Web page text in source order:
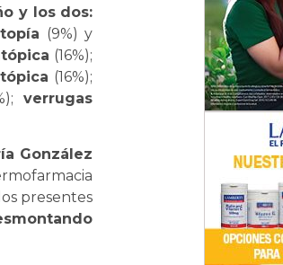
y los dos:
(9%) y
(16%);
(16%);
verrugas
González
presentes